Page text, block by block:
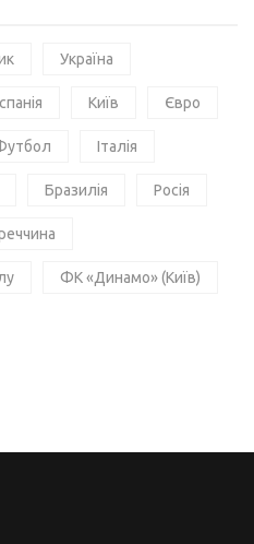
Україна
Київ Євро
Італія
Бразилія Росія
ФК «Динамо» (Київ)